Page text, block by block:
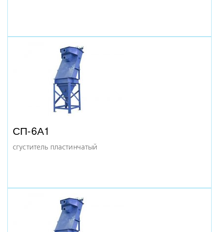
СП-6А1
сгуститель пластинчатый